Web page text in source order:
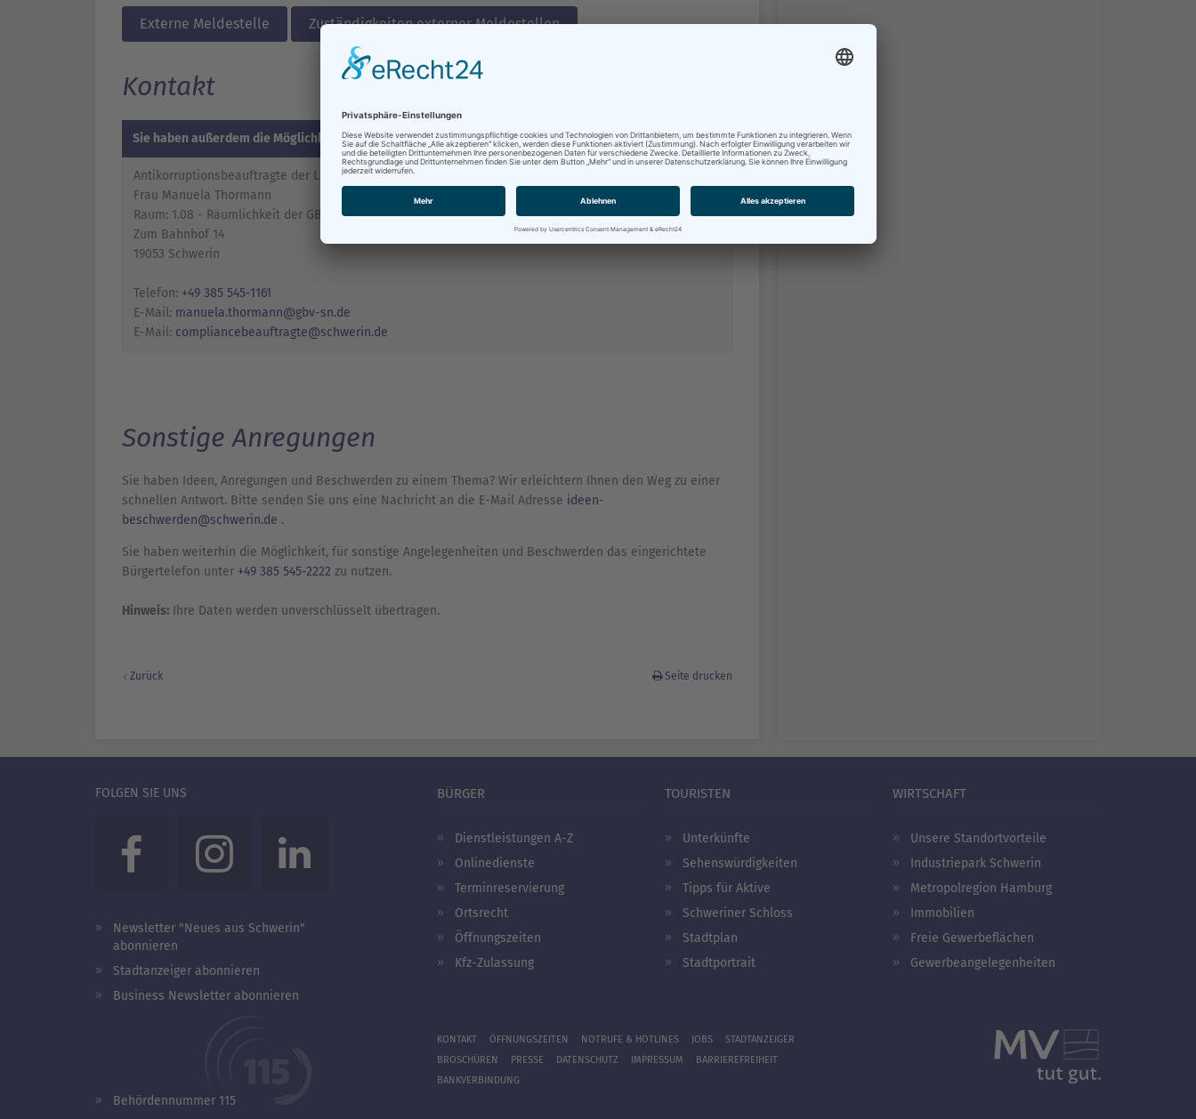
Externe Meldestelle Zuständigkeiten externer Meldestellen
Kontakt
Sie haben außerdem die Möglichkeit, folgende Kontaktmöglichkeit zu nutzen:
Antikorruptionsbeauftragte der Landeshauptstadt Schwerin
Frau Manuela Thormann
Raum: 1.08 - Räumlichkeit der GBV
Zum Bahnhof 14
19053 Schwerin
Telefon: +49 385 545-1161
E-Mail: manuela.thormann@gbv-sn.de
E-Mail: compliancebeauftragte@schwerin.de
Sonstige Anregungen
Sie haben Ideen, Anregungen und Beschwerden zu einem Thema? Wir erleichtern Ihnen den Weg zu einer
schnellen Antwort. Bitte senden Sie uns eine Nachricht an die E-Mail Adresse ideen-
beschwerden@schwerin.de .
Sie haben weiterhin die Möglichkeit, für sonstige Angelegenheiten und Beschwerden das eingerichtete
Bürgertelefon unter +49 385 545-2222 zu nutzen.
Hinweis: Ihre Daten werden unverschlüsselt übertragen.
Zurück Seite drucken
FOLGEN SIE UNS
Newsletter "Neues aus Schwerin"
abonnieren
Stadtanzeiger abonnieren
Business Newsletter abonnieren
Behördennummer 115
BÜRGER
Dienstleistungen A-Z
Onlinedienste
Terminreservierung
Ortsrecht
Öffnungszeiten
Kfz-Zulassung
TOURISTEN
Unterkünfte
Sehenswürdigkeiten
Tipps für Aktive
Schweriner Schloss
Stadtplan
Stadtportrait
WIRTSCHAFT
Unsere Standortvorteile
Industriepark Schwerin
Metropolregion Hamburg
Immobilien
Freie Gewerbeflächen
Gewerbeangelegenheiten
KONTAKT ÖFFNUNGSZEITEN NOTRUFE & HOTLINES JOBS
STADTANZEIGER
BROSCHÜREN
PRESSE DATENSCHUTZ IMPRESSUM
BARRIEREFREIHEIT
BANKVERBINDUNG